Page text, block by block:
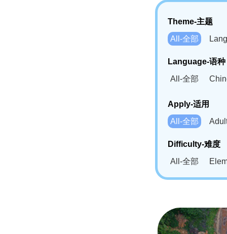
Theme-主题
All-全部
Language-语种
All-全部
Bahasa
Swahili(SW)-
Apply-适用
All-全部
Difficulty-难度
All-全部